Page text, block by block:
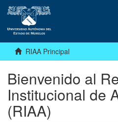
RIAA Principal
Bienvenido al
Institucional de
(RIAA)